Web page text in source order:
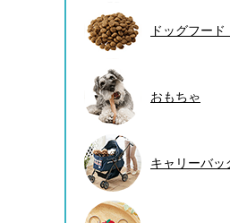
ドッグフード
おもちゃ
キャリーバッ